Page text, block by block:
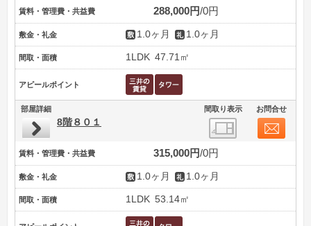
賃料・管理費・共益費 288,000円 0円
敷金・礼金 1.0ヶ月 1.0ヶ月
間取・面積 1LDK 47.71㎡
アピールポイント
部屋詳細 間取り表示 お問合せ
8階８０１
賃料・管理費・共益費 315,000円 0円
敷金・礼金 1.0ヶ月 1.0ヶ月
間取・面積 1LDK 53.14㎡